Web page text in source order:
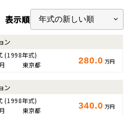
表示順
ン
(1998年式)
東京都 280.0 万円
ン
(1998年式)
東京都 340.0 万円